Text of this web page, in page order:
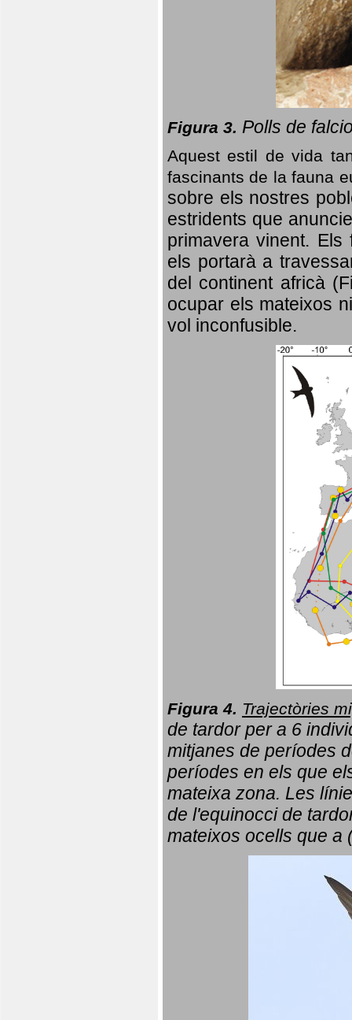
Figura 3. Polls de
Aquest estil de vida
fascinants de la fauna
sobre els nostres
estridents que
primavera vinent. Els
els portarà a
del continent africà
ocupar els mateixos
vol inconfusible.
Figura 4. Trajectòries
de tardor per a 6
mitjanes de períodes
períodes en els que
mateixa zona. Les
de l'equinocci de
mateixos ocells que a